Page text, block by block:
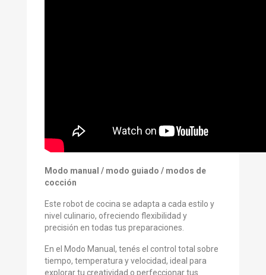
Modo manual / modo guiado / modos de
cocción
Este robot de cocina se adapta a cada estilo y
nivel culinario, ofreciendo flexibilidad y
precisión en todas tus preparaciones.
En el Modo Manual, tenés el control total sobre
tiempo, temperatura y velocidad, ideal para
explorar tu creatividad o perfeccionar tus